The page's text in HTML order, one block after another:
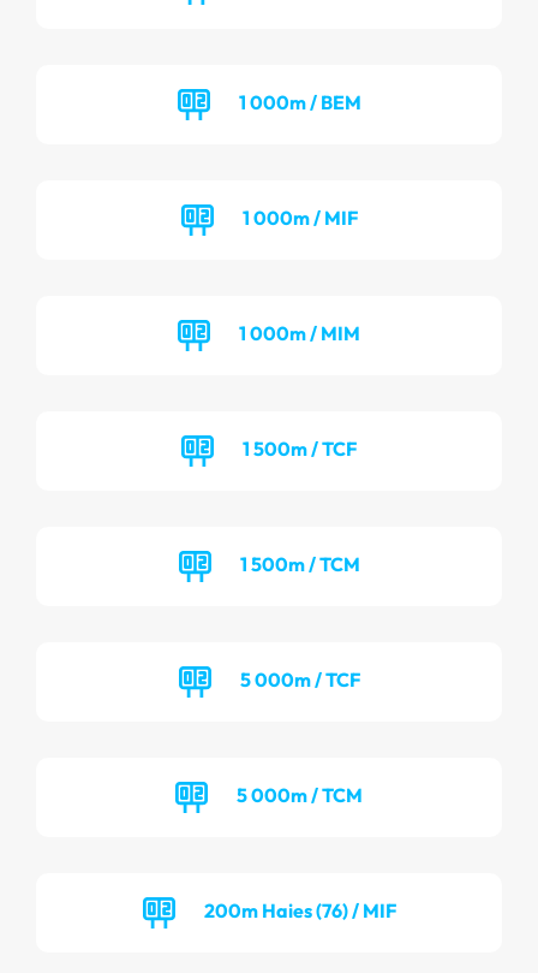
1 000m / BEM
1 000m / MIF
1 000m / MIM
1 500m / TCF
1 500m / TCM
5 000m / TCF
5 000m / TCM
200m Haies (76) / MIF